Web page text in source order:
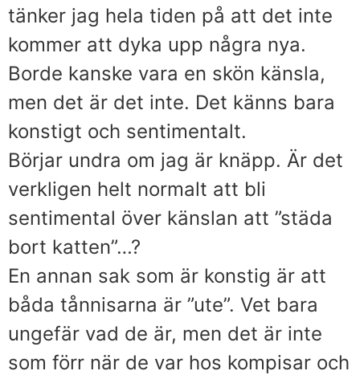
tänker jag hela tiden på att det inte
kommer att dyka upp några nya.
Borde kanske vara en skön känsla,
men det är det inte. Det känns bara
konstigt och sentimentalt.
Börjar undra om jag är knäpp. Är det
verkligen helt normalt att bli
sentimental över känslan att ”städa
bort katten”…?
En annan sak som är konstig är att
båda tånnisarna är ”ute”. Vet bara
ungefär vad de är, men det är inte
som förr när de var hos kompisar och